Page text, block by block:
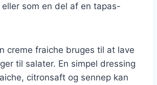
som en del af en tapas-
creme fraiche bruges til at lave
til salater. En simpel dressing
citronsaft og sennep kan